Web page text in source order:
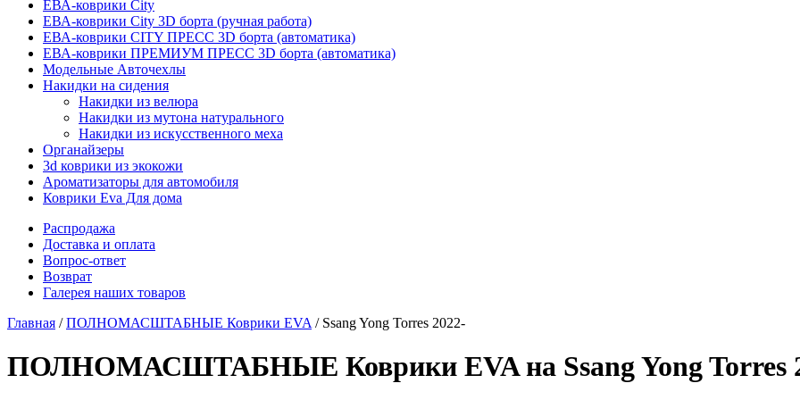
ЕВА-коврики City
ЕВА-коврики City 3D борта (ручная работа)
ЕВА-коврики CITY ПРЕСС 3D борта (автоматика)
ЕВА-коврики ПРЕМИУМ ПРЕСС 3D борта (автоматика)
Модельные Авточехлы
Накидки на сидения
Накидки из велюра
Накидки из мутона натурального
Накидки из искусственного меха
Органайзеры
3d коврики из экокожи
Ароматизаторы для автомобиля
Коврики Eva Для дома
Распродажа
Доставка и оплата
Вопрос-ответ
Возврат
Галерея наших товаров
Главная /ПОЛНОМАСШТАБНЫЕ Коврики EVA / Ssang Yong Torres 2022-
ПОЛНОМАСШТАБНЫЕ Коврики EVA на Ssang Yong Torres